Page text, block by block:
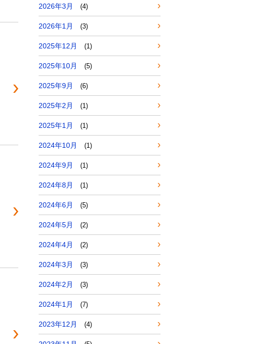
2026年3月 (4)
2026年1月 (3)
2025年12月 (1)
2025年10月 (5)
2025年9月 (6)
2025年2月 (1)
2025年1月 (1)
2024年10月 (1)
2024年9月 (1)
2024年8月 (1)
2024年6月 (5)
2024年5月 (2)
2024年4月 (2)
2024年3月 (3)
2024年2月 (3)
2024年1月 (7)
2023年12月 (4)